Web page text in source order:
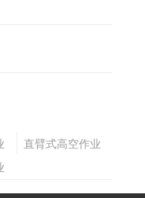
直臂式高空作业